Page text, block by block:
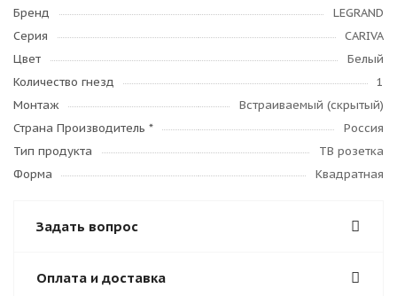
Бренд
LEGRAND
Серия
CARIVA
Цвет
Белый
Количество гнезд
1
Монтаж
Встраиваемый (скрытый)
Страна Производитель *
Россия
Тип продукта
ТВ розетка
Форма
Квадратная
Задать вопрос
Оплата и доставка